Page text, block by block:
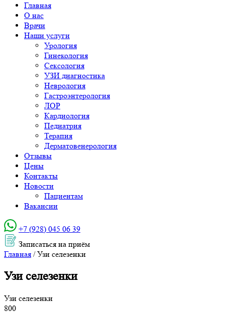
Главная
О нас
Врачи
Наши услуги
Урология
Гинекология
Сексология
УЗИ диагностика
Неврология
Гастроэнтерология
ЛОР
Кардиология
Педиатрия
Терапия
Дерматовенерология
Отзывы
Цены
Контакты
Новости
Пациентам
Вакансии
+7 (928) 045 06 39‬
Записаться на приём
Главная / Узи селезенки
Узи селезенки
Узи селезенки
800